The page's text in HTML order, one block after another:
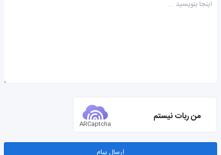
من ربات نیستم
ARCaptcha